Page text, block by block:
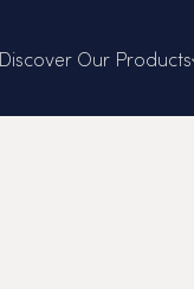
Discover Our Products